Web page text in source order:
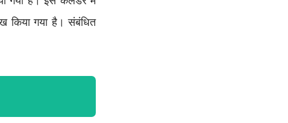
किया गया है। संबंधित